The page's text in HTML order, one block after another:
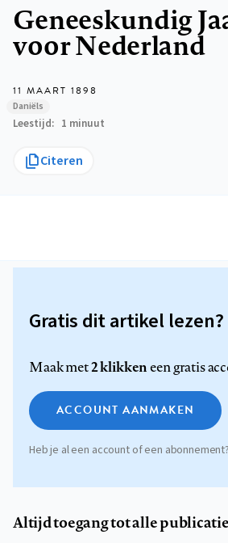
Geneeskundig
voor Nederland
11 MAART 1898
Daniëls
Leestijd 1 minuut
Citeren
Gratis dit artikel lezen?
Maak met2 klikkeneen gratis
ACCOUNT AANMAKEN
Heb je al een account of een abonnement?
Altijd toegang tot alle